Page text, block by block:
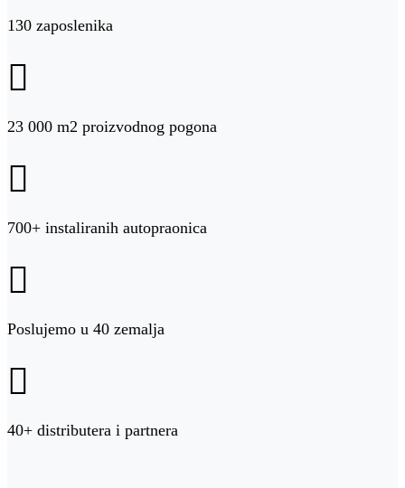
130 zaposlenika

23 000 m2 proizvodnog pogona

700+ instaliranih autopraonica

Poslujemo u 40 zemalja

40+ distributera i partnera